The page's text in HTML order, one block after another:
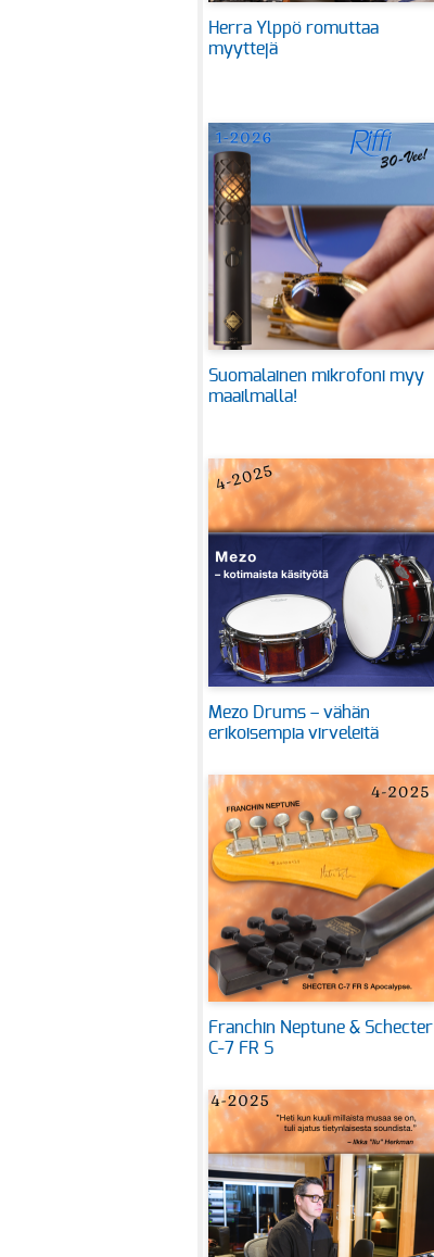
Herra Ylppö romuttaa
myyttejä
Suomalainen mikrofoni myy
maailmalla!
Mezo Drums – vähän
erikoisempia virveleitä
Franchin Neptune & Schecter
C-7 FR S